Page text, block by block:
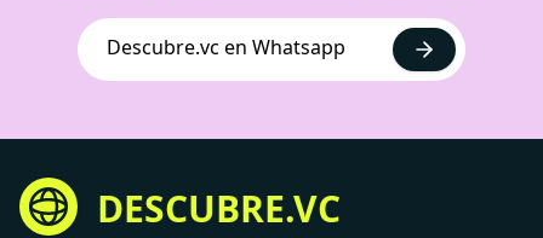
Descubre.vc en Whatsapp
DESCUBRE.VC